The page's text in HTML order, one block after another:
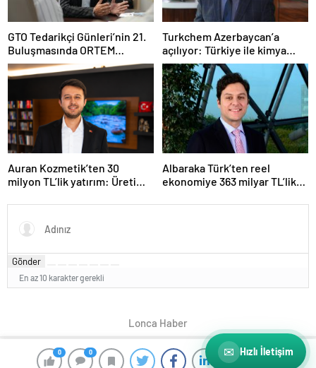
0 0
GTO Tedarikçi Günleri’nin 21.
Buluşmasında ORTEM
Elektronik Tedarikçi
Adaylarıyla Buluştu
Turkchem Azerbaycan’a
açılıyor: Türkiye ile kimya
ticaretinde yeni dönem
Auran Kozmetik’ten 30
milyon TL’lik yatırım: Üretim
çıkacak
Albaraka Türk’ten reel
ekonomiye 363 milyar TL’lik
Gönder
En az 10 karakter gerekli
Lonca Haber
✉ Hızlı İletişim